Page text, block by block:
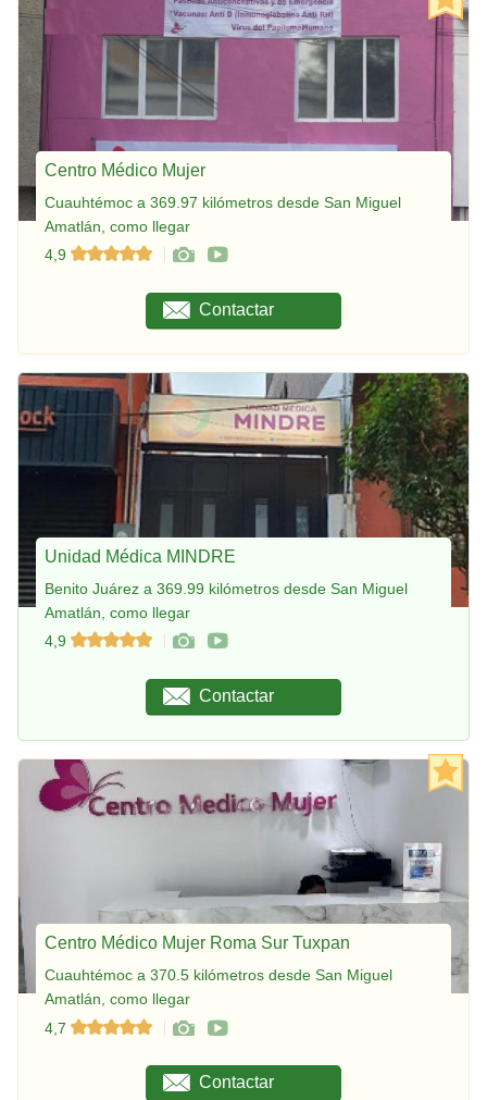
Centro Médico Mujer
Cuauhtémoc a 369.97 kilómetros desde San Miguel
Amatlán, como llegar
4,9
Contactar
Unidad Médica MINDRE
Benito Juárez a 369.99 kilómetros desde San Miguel
Amatlán, como llegar
4,9
Contactar
Centro Médico Mujer Roma Sur Tuxpan
Cuauhtémoc a 370.5 kilómetros desde San Miguel
Amatlán, como llegar
4,7
Contactar